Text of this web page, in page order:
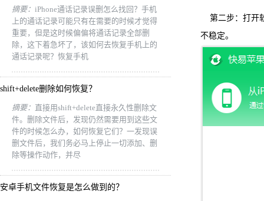
摘要： iPhone通话记录误删怎么找回？手机
上的通话记录可能只有在需要的时候才觉得
重要，但是这时候偏偏将通话记录全部删
除，这下着急坏了，该如何去恢复手机上的
通话记录呢？恢复手机
shift+delete删除如何恢复？
摘要： 直接用shift+delete直接永久性删除文
件。删除文件后，发现仍然需要用到这些文
件的时候怎么办，如何恢复它们？一发现误
删文件后，我们务必马上停止一切添加、删
除等操作动作，并尽
安卓手机文件恢复是怎么做到的？
第二步：打开
不稳定。